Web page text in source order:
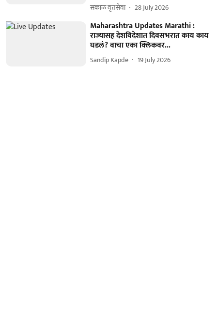
सकाळ वृत्तसेवा 28 July 2026
Maharashtra Updates Marathi :
राज्यासह देशविदेशात दिवसभरात काय काय
घडलं? वाचा एका क्लिकवर...
Sandip Kapde 19 July 2026